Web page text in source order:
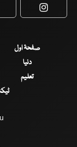
صفحۂ اول
دنیا
تعلیم